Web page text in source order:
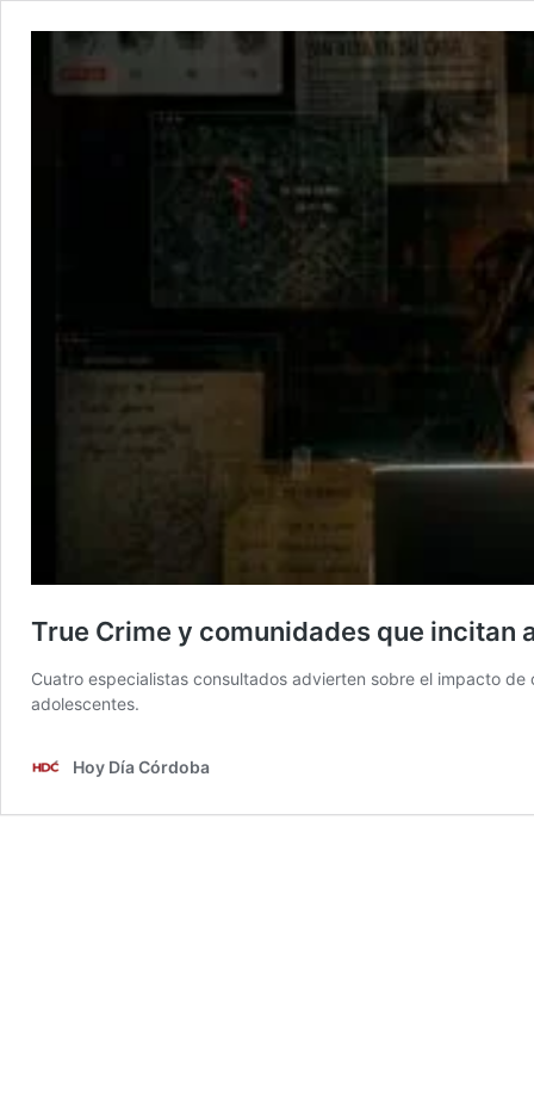
True Crime y comunidades que
Cuatro especialistas consultados advierten sobre el impacto
adolescentes.
Hoy Día Córdoba